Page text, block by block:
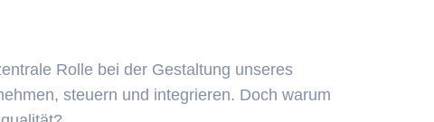
Rolle bei der Gestaltung unseres
steuern und integrieren. Doch warum